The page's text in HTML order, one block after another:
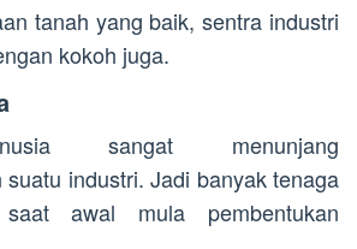
tanah yang baik, sentra industri
kokoh juga.
sangat menunjang
suatu industri. Jadi banyak tenaga
awal mula pembentukan